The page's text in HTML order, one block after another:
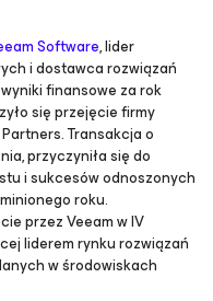
Software, lider
i dostawca rozwiązań
finansowe za rok
się przejęcie firmy
Transakcja o
przyczyniła się do
i sukcesów odnoszonych
roku.
przez Veeam w IV
liderem rynku rozwiązań
w środowiskach